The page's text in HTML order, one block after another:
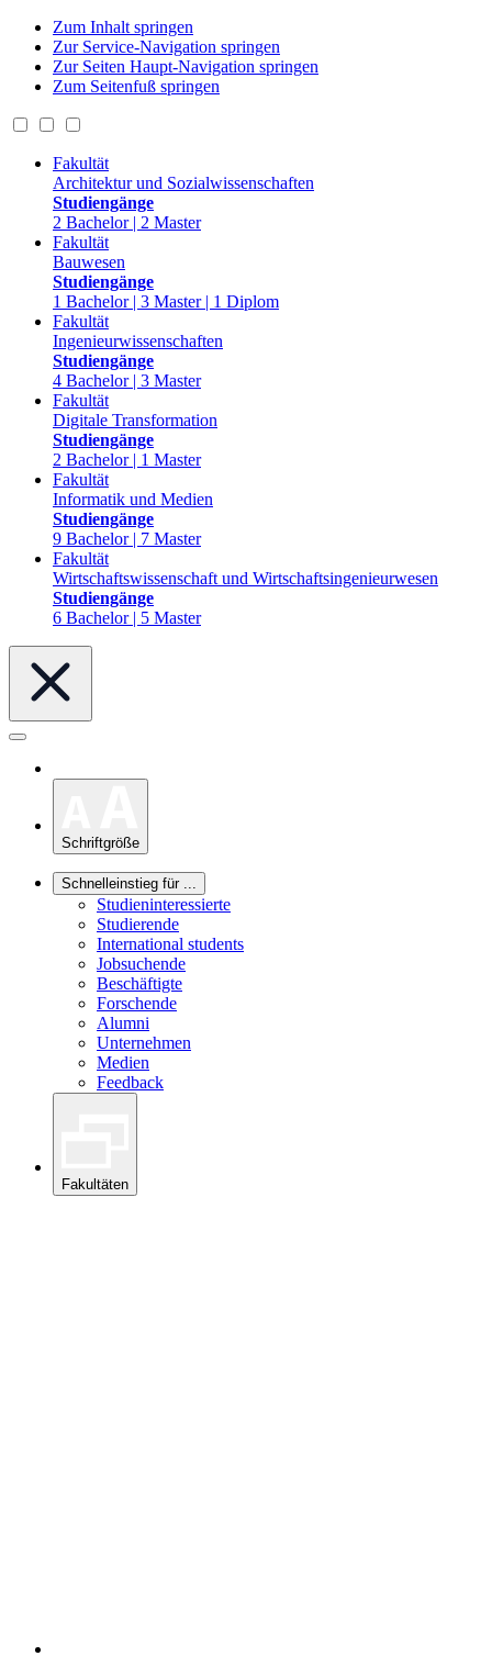
Zum Inhalt springen
Zur Service-Navigation springen
Zur Seiten Haupt-Navigation springen
Zum Seitenfuß springen
Fakultät
Architektur und Sozialwissenschaften
Studiengänge
2 Bachelor | 2 Master
Fakultät
Bauwesen
Studiengänge
1 Bachelor | 3 Master | 1 Diplom
Fakultät
Ingenieurwissenschaften
Studiengänge
4 Bachelor | 3 Master
Fakultät
Digitale Transformation
Studiengänge
2 Bachelor | 1 Master
Fakultät
Informatik und Medien
Studiengänge
9 Bachelor | 7 Master
Fakultät
Wirtschaftswissenschaft und Wirtschaftsingenieurwesen
Studiengänge
6 Bachelor | 5 Master
Schriftgröße
Schnelleinstieg für ...
Studieninteressierte
Studierende
International students
Jobsuchende
Beschäftigte
Forschende
Alumni
Unternehmen
Medien
Feedback
Fakultäten